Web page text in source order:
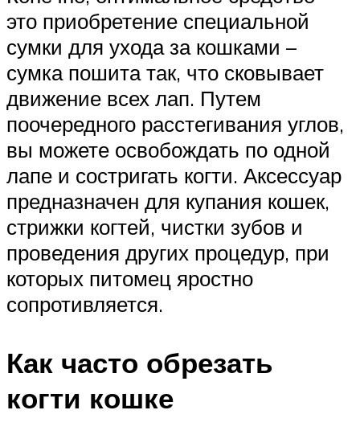
это приобретение специальной
сумки для ухода за кошками –
сумка пошита так, что сковывает
движение всех лап. Путем
поочередного расстегивания углов,
вы можете освобождать по одной
лапе и состригать когти. Аксессуар
предназначен для купания кошек,
стрижки когтей, чистки зубов и
проведения других процедур, при
которых питомец яростно
сопротивляется.
Как часто обрезать
когти кошке